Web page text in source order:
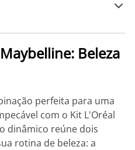
Beleza
perfeita para uma
com o Kit L'Oréal
dinâmico reúne dois
rotina de beleza: a